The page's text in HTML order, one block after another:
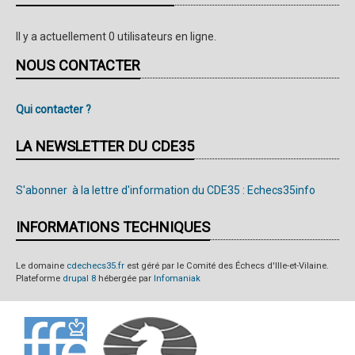
Il y a actuellement 0 utilisateurs en ligne.
NOUS CONTACTER
Qui contacter ?
LA NEWSLETTER DU CDE35
S'abonner à la lettre d'information du CDE35 : Echecs35info
INFORMATIONS TECHNIQUES
Le domaine cdechecs35.fr est géré par le Comité des Échecs d'Ille-et-Vilaine.
Plateforme drupal 8 hébergée par Infomaniak